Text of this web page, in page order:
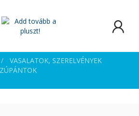
VASALATOK, SZERELVÉNYEK